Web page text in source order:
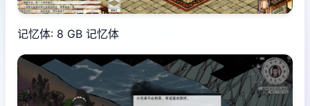
记忆体: 8 GB 记忆体